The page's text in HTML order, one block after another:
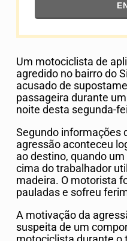
Um motociclista de
agredido no bairro do
acusado de
passageira durante
noite desta segunda-
Segundo informações
agressão aconteceu
ao destino, quando
cima do trabalhador
madeira. O motorista
pauladas e sofreu
A motivação da
suspeita de um